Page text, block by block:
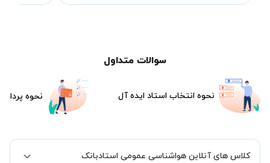
سوالات متداول
نحوه انتخاب استاد ایده آل نحوه
کلاس های آنلاین هواشناسی عمومی استادبانک